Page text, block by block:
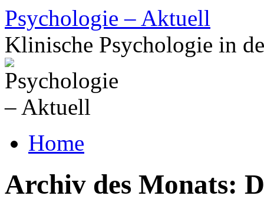
Zum
Inhalt
springen
Psychologie – Aktuell
Klinische Psychologie in
Home
Archiv des Monats: